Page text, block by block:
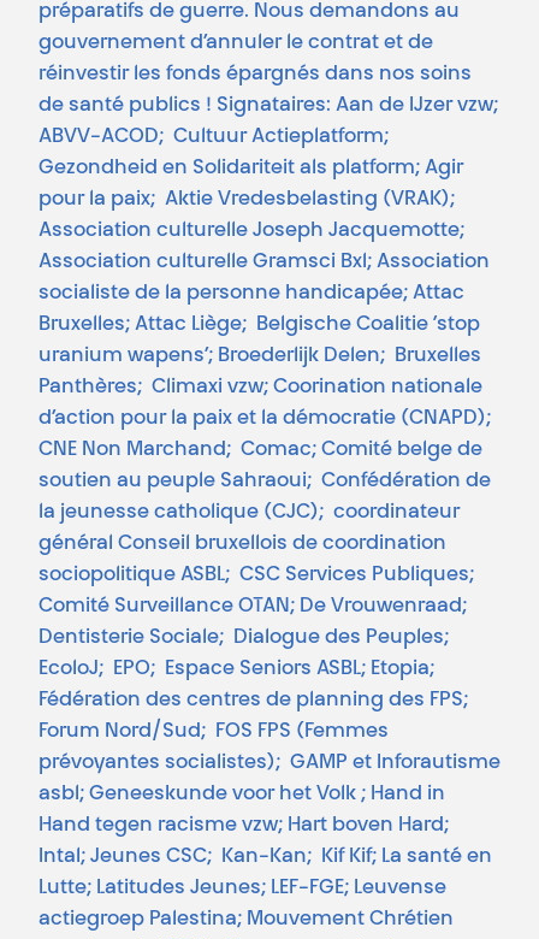
préparatifs de guerre. Nous demandons au
gouvernement d’annuler le contrat et de
réinvestir les fonds épargnés dans nos soins
de santé publics ! Signataires: Aan de IJzer vzw;
ABVV-ACOD; Cultuur Actieplatform;
Gezondheid en Solidariteit als platform; Agir
pour la paix; Aktie Vredesbelasting (VRAK);
Association culturelle Joseph Jacquemotte;
Association culturelle Gramsci Bxl; Association
socialiste de la personne handicapée; Attac
Bruxelles; Attac Liège; Belgische Coalitie ‘stop
uranium wapens’; Broederlijk Delen; Bruxelles
Panthères; Climaxi vzw; Coorination nationale
d’action pour la paix et la démocratie (CNAPD);
CNE Non Marchand; Comac; Comité belge de
soutien au peuple Sahraoui; Confédération de
la jeunesse catholique (CJC); coordinateur
général Conseil bruxellois de coordination
sociopolitique ASBL; CSC Services Publiques;
Comité Surveillance OTAN; De Vrouwenraad;
Dentisterie Sociale; Dialogue des Peuples;
EcoloJ; EPO; Espace Seniors ASBL; Etopia;
Fédération des centres de planning des FPS;
Forum Nord/Sud; FOS FPS (Femmes
prévoyantes socialistes); GAMP et Inforautisme
asbl; Geneeskunde voor het Volk ; Hand in
Hand tegen racisme vzw; Hart boven Hard;
Intal; Jeunes CSC; Kan-Kan; Kif Kif; La santé en
Lutte; Latitudes Jeunes; LEF-FGE; Leuvense
actiegroep Palestina; Mouvement Chrétien